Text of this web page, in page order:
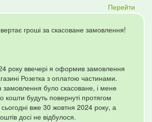
Перейти
гроші за скасоване замовлення!
року ввечері я оформив замовлення
Розетка з оплатою частинами.
замовлення було скасоване, і мене
кошти будуть повернуті протягом
вже 30 жовтня 2024 року, а
досі не відбулося.